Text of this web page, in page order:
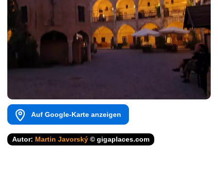
Auf Google-Karte anzeigen
Autor: Martin Javorský © gigaplaces.com